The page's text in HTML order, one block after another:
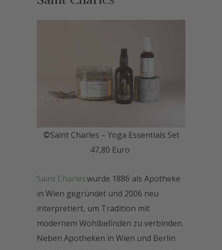
©Saint Charles – Yoga Essentials Set
47,80 Euro
Saint Charleswurde 1886 als Apotheke
in Wien gegründet und 2006 neu
interpretiert, um Tradition mit
modernem Wohlbefinden zu verbinden.
Neben Apotheken in Wien und Berlin